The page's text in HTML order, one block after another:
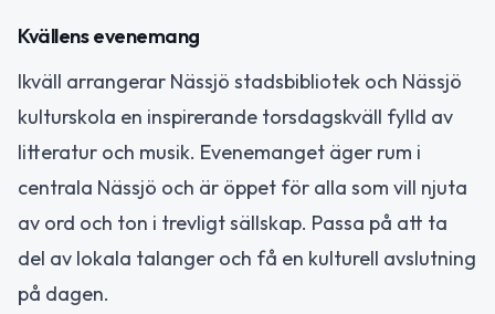
Kvällens evenemang
Ikväll arrangerar Nässjö stadsbibliotek och Nässjö
kulturskola en inspirerande torsdagskväll fylld av
litteratur och musik. Evenemanget äger rum i
centrala Nässjö och är öppet för alla som vill njuta
av ord och ton i trevligt sällskap. Passa på att ta
del av lokala talanger och få en kulturell avslutning
på dagen.